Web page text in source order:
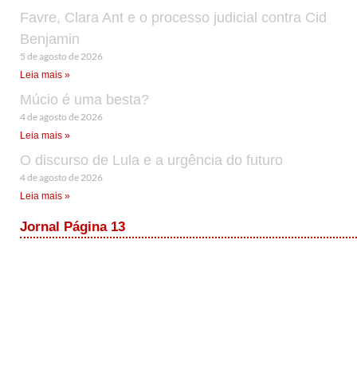
Favre, Clara Ant e o processo judicial contra Cid
Benjamin
5 de agosto de 2026
Leia mais »
Múcio é uma besta?
4 de agosto de 2026
Leia mais »
O discurso de Lula e a urgência do futuro
4 de agosto de 2026
Leia mais »
Jornal Página 13